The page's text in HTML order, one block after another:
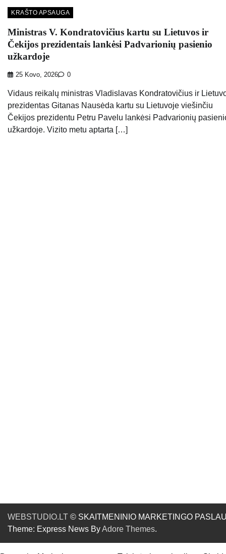
KRAŠTO APSAUGA
Ministras V. Kondratovičius kartu su Lietuvos ir
Čekijos prezidentais lankėsi Padvarionių pasienio
užkardoje
25 Kovo, 2026 0
Vidaus reikalų ministras Vladislavas Kondratovičius ir
prezidentas Gitanas Nausėda kartu su Lietuvoje viešinčiu
Čekijos prezidentu Petru Pavelu lankėsi Padvarionių
užkardoje. Vizito metu aptarta […]
WEBSTUDIO.LT © SKAITMENINIO MARKETINGO
Theme: Express News ByAdore Themes.